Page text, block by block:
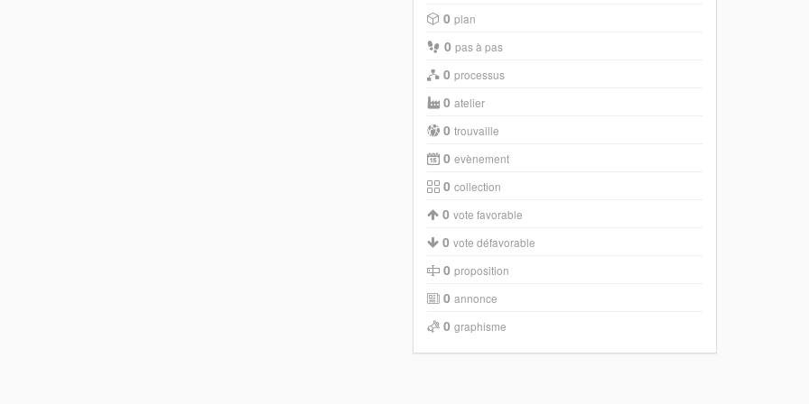
0 plan
0 pas à pas
0 processus
0 atelier
0 trouvaille
0 evènement
0 collection
0 vote favorable
0 vote défavorable
0 proposition
0 annonce
0 graphisme